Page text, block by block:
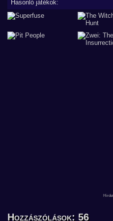
Hasonló játékok:
Hozzászólások: 56